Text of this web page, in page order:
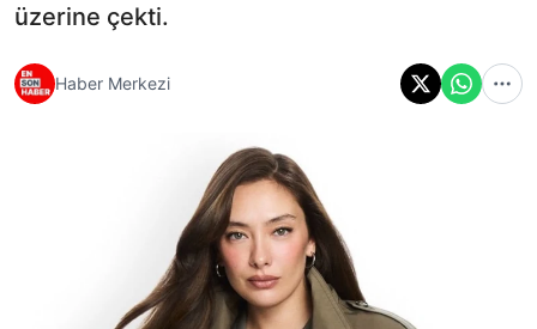
üzerine çekti.
Haber Merkezi